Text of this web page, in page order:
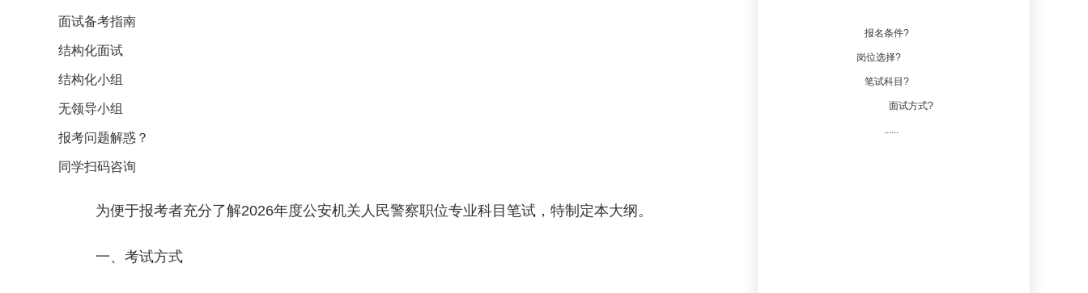
面试备考指南
结构化面试
结构化小组
无领导小组
报考问题解惑？
同学扫码咨询
为便于报考者充分了解2026年度公安机关人民警察职位专业科目笔试，特制定本大纲。
一、考试方式
报名条件?
岗位选择?
笔试科目?
面试方式?
......